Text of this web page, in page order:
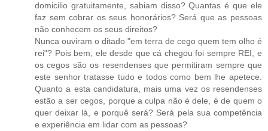
domicilio gratuitamente, sabiam disso? Quantas é que ele
faz sem cobrar os seus honorários? Será que as pessoas
não conhecem os seus direitos?
Nunca ouviram o ditado "em terra de cego quem tem olho é
rei"? Pois bem, ele desde que cá chegou foi sempre REI, e
os cegos são os resendenses que permitiram sempre que
este senhor tratasse tudo e todos como bem lhe apetece.
Quanto a esta candidatura, mais uma vez os resendenses
estão a ser cegos, porque a culpa não é dele, é de quem o
quer deixar lá, e porquê será? Será pela sua competência
e experiência em lidar com as pessoas?